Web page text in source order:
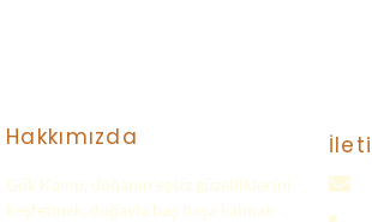
Hakkımızda
Gök Kamp, doğanın eşsiz güzelliklerini
keşfetmek, doğayla baş başa kalmak